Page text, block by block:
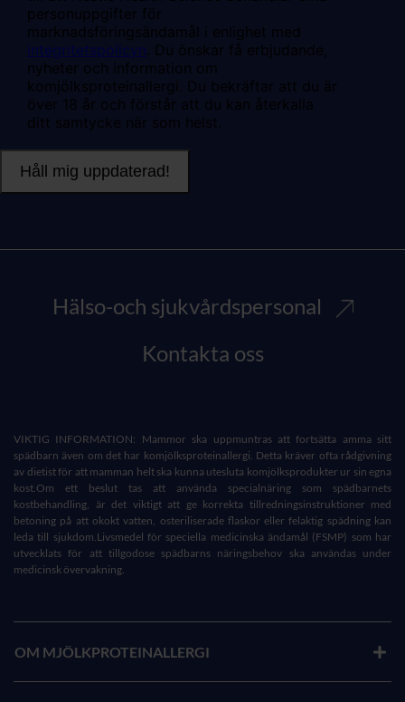
Hälso-och sjukvårdspersonal
Kontakta oss
VIKTIG INFORMATION: Mammor ska uppmuntras att fortsätta amma sitt
spädbarn även om det har komjölksproteinallergi. Detta kräver ofta rådgivning
av dietist för att mamman helt ska kunna utesluta komjölksprodukter ur sin egna
kost.Om ett beslut tas att använda specialnäring som spädbarnets
kostbehandling, är det viktigt att ge korrekta tillredningsinstruktioner med
betoning på att okokt vatten, osteriliserade flaskor eller felaktig spädning kan
leda till sjukdom.Livsmedel för speciella medicinska ändamål (FSMP) som har
utvecklats för att tillgodose spädbarns näringsbehov ska användas under
medicinsk övervakning.
OM MJÖLKPROTEINALLERGI